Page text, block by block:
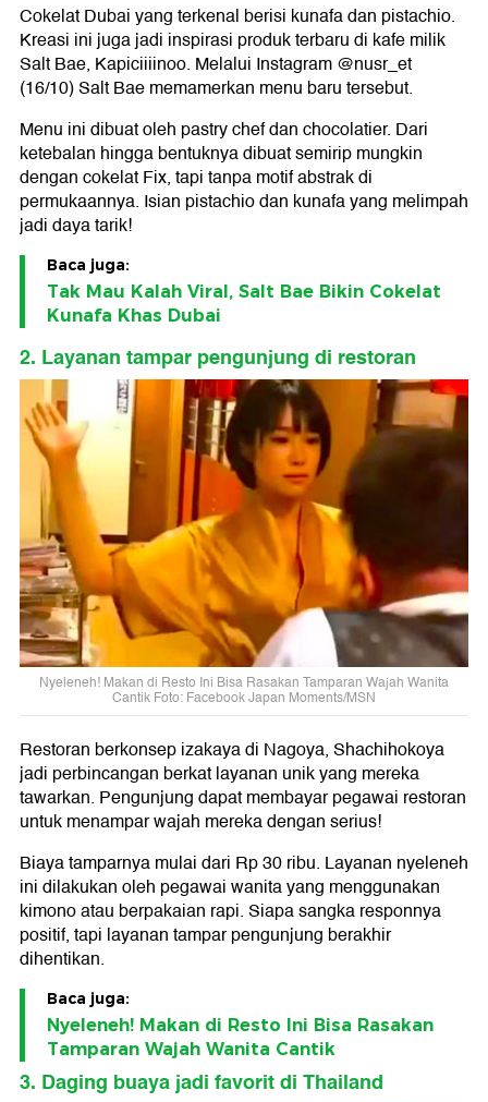
Cokelat Dubai yang terkenal berisi kunafa dan pistachio.
Kreasi ini juga jadi inspirasi produk terbaru di kafe milik
Salt Bae, Kapiciiiinoo. Melalui Instagram @nusr_et
(16/10) Salt Bae memamerkan menu baru tersebut.
Menu ini dibuat oleh pastry chef dan chocolatier. Dari
ketebalan hingga bentuknya dibuat semirip mungkin
dengan cokelat Fix, tapi tanpa motif abstrak di
permukaannya. Isian pistachio dan kunafa yang melimpah
jadi daya tarik!
Baca juga:
Tak Mau Kalah Viral, Salt Bae Bikin Cokelat
Kunafa Khas Dubai
2. Layanan tampar pengunjung di restoran
Nyeleneh! Makan di Resto Ini Bisa Rasakan Tamparan Wajah Wanita
Cantik Foto: Facebook Japan Moments/MSN
Restoran berkonsep izakaya di Nagoya, Shachihokoya
jadi perbincangan berkat layanan unik yang mereka
tawarkan. Pengunjung dapat membayar pegawai restoran
untuk menampar wajah mereka dengan serius!
Biaya tamparnya mulai dari Rp 30 ribu. Layanan nyeleneh
ini dilakukan oleh pegawai wanita yang menggunakan
kimono atau berpakaian rapi. Siapa sangka responnya
positif, tapi layanan tampar pengunjung berakhir
dihentikan.
Baca juga:
Nyeleneh! Makan di Resto Ini Bisa Rasakan
Tamparan Wajah Wanita Cantik
3. Daging buaya jadi favorit di Thailand